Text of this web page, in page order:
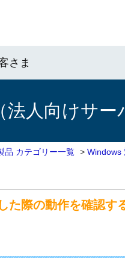
さま
人向けサー
品 カテゴリー一覧 > Windows
た際の動作を確認す